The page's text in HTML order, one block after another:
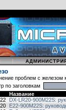
|
проблем с железом
по заголовкам
Название
DX-LR20-900M22S:
E22-900M22S: